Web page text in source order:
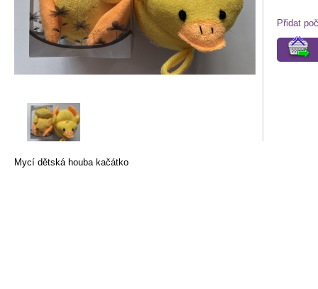
Přidat
Mycí dětská houba kačátko